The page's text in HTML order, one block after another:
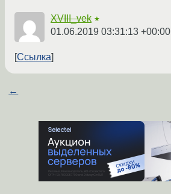
XVIII_vek ★
01.06.2019 03:31:13 +00:00
Ссылка
←